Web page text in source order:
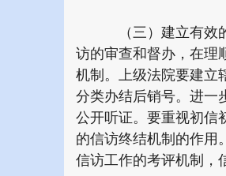
（三）建立有效的执
访的审查和督办，在理
机制。上级法院要建立
分类办结后销号。进一
公开听证。要重视初信
的信访终结机制的作用
信访工作的考评机制，